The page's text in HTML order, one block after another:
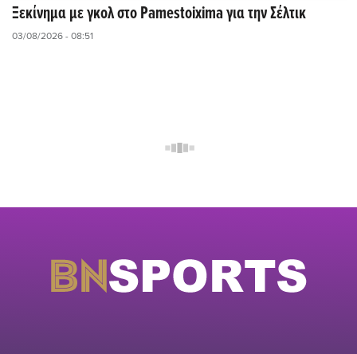
Ξεκίνημα με γκολ στο Pamestoixima για την Σέλτικ
03/08/2026 - 08:51